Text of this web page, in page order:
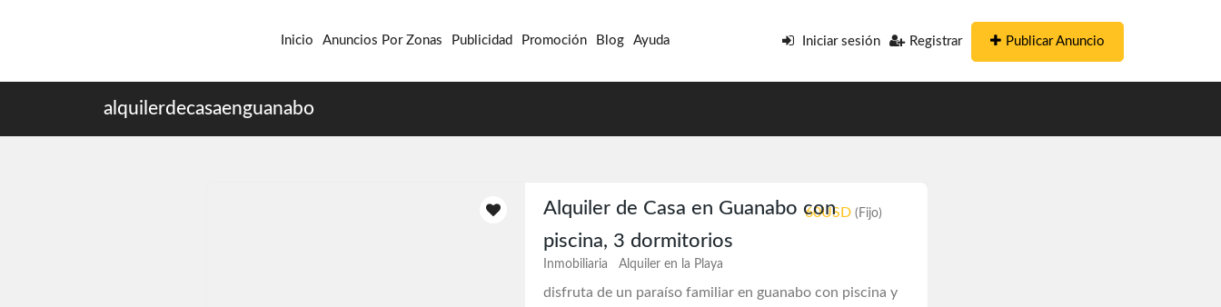
Inicio Anuncios Por Zonas Publicidad Promoción Blog Ayuda Iniciar sesión Registrar Publicar Anuncio
alquilerdecasaenguanabo
60USD (Fijo)
Alquiler de Casa en Guanabo con
piscina, 3 dormitorios
Inmobiliaria Alquiler en la Playa
disfruta de un paraíso familiar en guanabo con piscina y